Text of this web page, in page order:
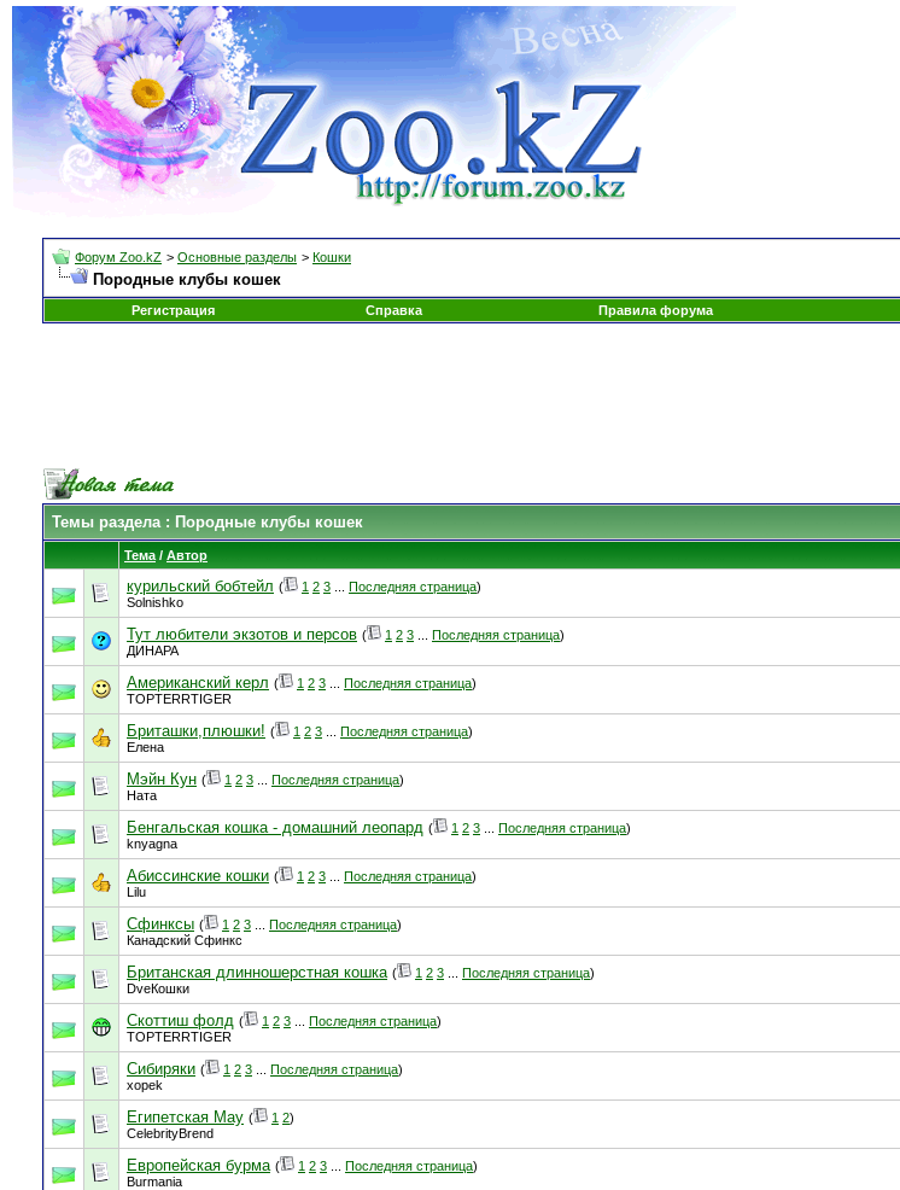
Форум Zoo.kZ > Основные разделы > Кошки
Породные клубы кошек
Регистрация
Справка Правила форума
Темы раздела: Породные клубы кошек
Тема / Автор
курильский бобтейл ( 1 2 3 Последняя страница)
Solnishko
Тут любители экзотов и персов ( 1 2 3 Последняя страница)
ДИНАРА
Американский керл ( 1 2 3 Последняя страница)
TOPTERRTIGER
Бриташки,плюшки! ( 1 2 3 Последняя страница)
Елена
Мэйн Кун ( 1 2 3 Последняя страница)
Ната
Бенгальская кошка - домашний леопард ( 1 2 3 Последняя страница)
knyagna
Абиссинские кошки ( 1 2 3 Последняя страница)
Lilu
Сфинксы ( 1 2 3 Последняя страница)
Канадский Сфинкс
Британская длинношерстная кошка ( 1 2 3 Последняя страница)
DveКошки
Скоттиш фолд ( 1 2 3 Последняя страница)
TOPTERRTIGER
Сибиряки ( 1 2 3 Последняя страница)
xopek
Египетская Мау ( 1 2)
CelebrityBrend
Европейская бурма ( 1 2 3 Последняя страница)
Burmania